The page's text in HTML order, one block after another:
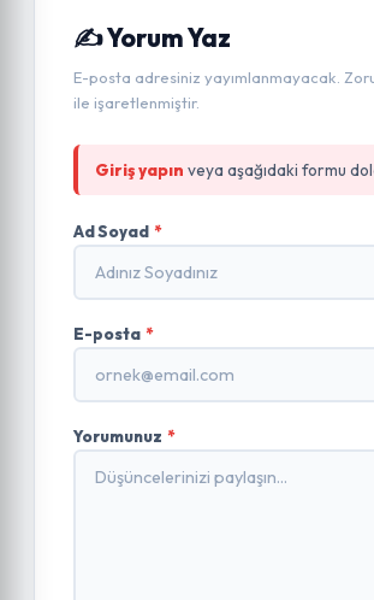
✍️ Yorum Yaz
E-posta adresiniz yayımlanmayacak.
ile işaretlenmiştir.
Giriş yapın veya aşağıdaki formu
Ad Soyad *
E-posta *
Yorumunuz *